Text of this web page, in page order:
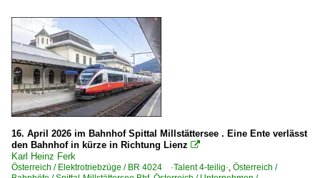
EC EuroCity-Züge
RJ RailJet-Züge
Sonstiges
Bahnhofsschilder
Stimmungsbilder
Zugzielanzeiger
Strecken
16. April 2026 im Bahnhof Spittal Millstättersee . Eine Ente verlässt
den Bahnhof in kürze in Richtung Lienz 
Karl Heinz Ferk
Österreich / Elektrotriebzüge / BR 4024 ·Talent 4-teilig·, Österreich /